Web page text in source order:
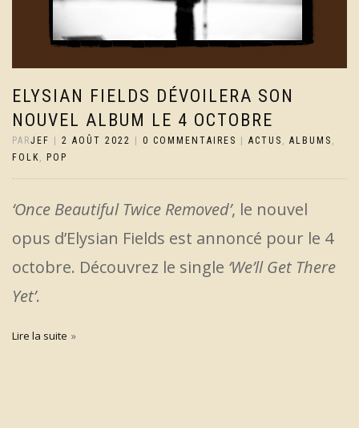
ELYSIAN FIELDS DÉVOILERA SON
NOUVEL ALBUM LE 4 OCTOBRE
PARJEF 2 AOÛT 2022 0 COMMENTAIRES ACTUS , ALBUMS ,
FOLK, POP
‘Once Beautiful Twice Removed’, le nouvel
opus d’Elysian Fields est annoncé pour le 4
octobre. Découvrez le single ‘We’ll Get There
Yet’.
Lire la suite